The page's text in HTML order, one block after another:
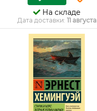
На складе
Дата доставки: 11 августа